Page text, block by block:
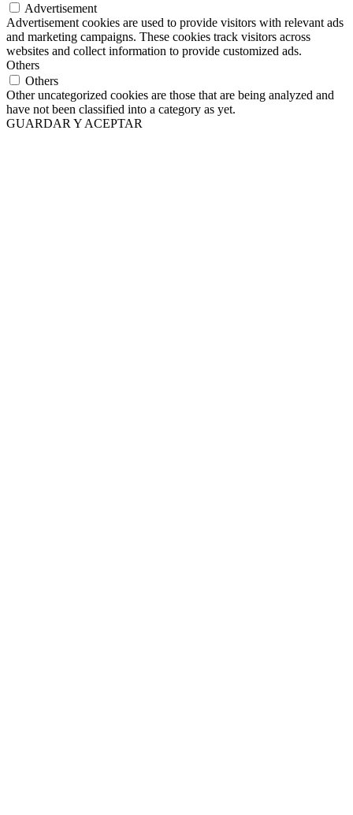
Advertisement
Advertisement cookies are used to provide visitors with relevant ads
and marketing campaigns. These cookies track visitors across
websites and collect information to provide customized ads.
Others
Others
Other uncategorized cookies are those that are being analyzed and
have not been classified into a category as yet.
GUARDAR Y ACEPTAR